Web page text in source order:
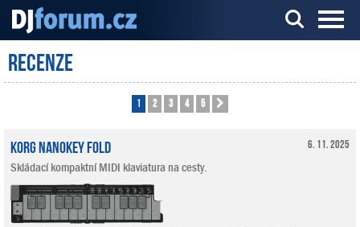
Server o DJ technice a DJingu
Recenze
1 2 3 4 5
6. 11. 2025
KORG nanoKEY Fold
Skládací kompaktní MIDI klaviatura na cesty.